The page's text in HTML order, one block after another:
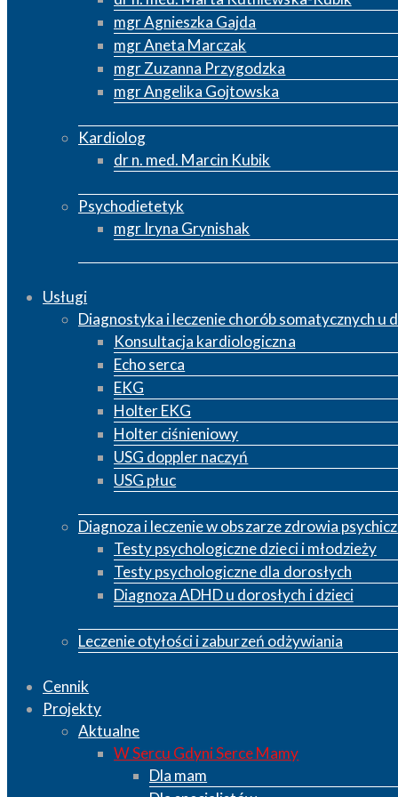
mgr Agnieszka Gajda
mgr Aneta Marczak
mgr Zuzanna Przygodzka
mgr Angelika Gojtowska
Kardiolog
dr n. med. Marcin Kubik
Psychodietetyk
mgr Iryna Grynishak
Usługi
Diagnostyka i leczenie chorób somatycznych u
Konsultacja kardiologiczna
Echo serca
EKG
Holter EKG
Holter ciśnieniowy
USG doppler naczyń
USG płuc
Diagnoza i leczenie w obszarze zdrowia
Testy psychologiczne dzieci i młodzieży
Testy psychologiczne dla dorosłych
Diagnoza ADHD u dorosłych i dzieci
Leczenie otyłości i zaburzeń odżywiania
Cennik
Projekty
Aktualne
W Sercu Gdyni Serce Mamy
Dla mam